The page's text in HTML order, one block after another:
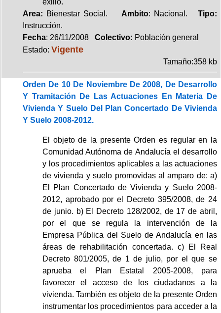
Area: Bienestar Social. Ambito: Nacional. Tipo:
Instrucción.
Fecha: 26/11/2008 Colectivo: Población general
Estado: Vigente
Tamaño:358 kb
Orden De 10 De Noviembre De 2008, De Desarrollo
Y Tramitación De Las Actuaciones En Materia De
Vivienda Y Suelo Del Plan Concertado De Vivienda
Y Suelo 2008-2012.
El objeto de la presente Orden es regular en la
Comunidad Autónoma de Andalucía el desarrollo
y los procedimientos aplicables a las actuaciones
de vivienda y suelo promovidas al amparo de: a)
El Plan Concertado de Vivienda y Suelo 2008-
2012, aprobado por el Decreto 395/2008, de 24
de junio. b) El Decreto 128/2002, de 17 de abril,
por el que se regula la intervención de la
Empresa Pública del Suelo de Andalucía en las
áreas de rehabilitación concertada. c) El Real
Decreto 801/2005, de 1 de julio, por el que se
aprueba el Plan Estatal 2005-2008, para
favorecer el acceso de los ciudadanos a la
vivienda. También es objeto de la presente Orden
instrumentar los procedimientos para acceder a la